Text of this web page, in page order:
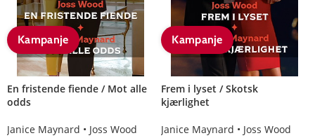
Kampanje
En fristende fiende / Mot alle
odds
Janice Maynard Joss Wood
Kampanje
Frem i lyset / Skotsk
kjærlighet
Janice Maynard Joss Wood